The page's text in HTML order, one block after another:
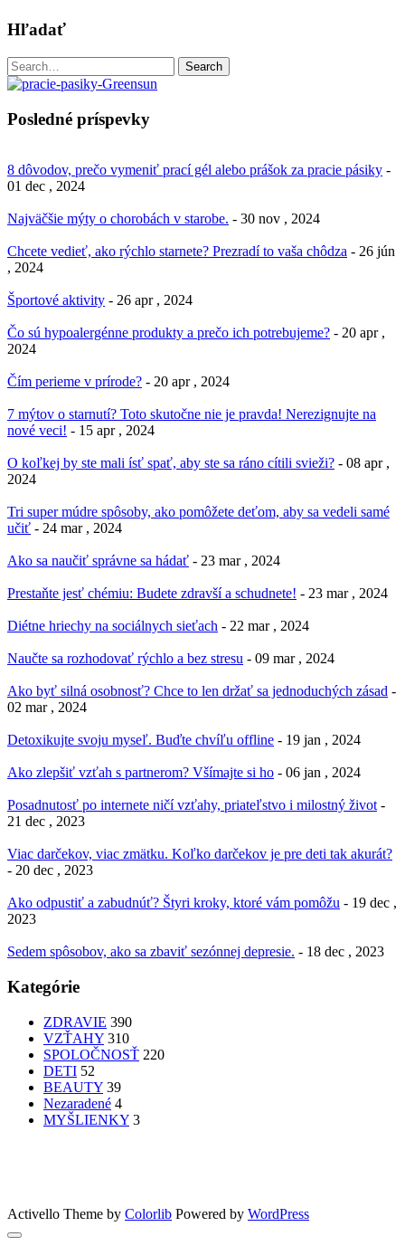
Hľadať
Search
for:
Search
Posledné príspevky
8 dôvodov, prečo vymeniť prací gél alebo prášok za pracie pásiky -
01 dec , 2024
Najväčšie mýty o chorobách v starobe. - 30 nov , 2024
Chcete vedieť, ako rýchlo starnete? Prezradí to vaša chôdza - 26 jún
, 2024
Športové aktivity - 26 apr , 2024
Čo sú hypoalergénne produkty a prečo ich potrebujeme? - 20 apr ,
2024
Čím perieme v prírode? - 20 apr , 2024
7 mýtov o starnutí? Toto skutočne nie je pravda! Nerezignujte na
nové veci! - 15 apr , 2024
O koľkej by ste mali ísť spať, aby ste sa ráno cítili svieži? - 08 apr ,
2024
Tri super múdre spôsoby, ako pomôžete deťom, aby sa vedeli samé
učiť - 24 mar , 2024
Ako sa naučiť správne sa hádať - 23 mar , 2024
Prestaňte jesť chémiu: Budete zdravší a schudnete! - 23 mar , 2024
Diétne hriechy na sociálnych sieťach - 22 mar , 2024
Naučte sa rozhodovať rýchlo a bez stresu - 09 mar , 2024
Ako byť silná osobnosť? Chce to len držať sa jednoduchých zásad -
02 mar , 2024
Detoxikujte svoju myseľ. Buďte chvíľu offline - 19 jan , 2024
Ako zlepšiť vzťah s partnerom? Všímajte si ho - 06 jan , 2024
Posadnutosť po internete ničí vzťahy, priateľstvo i milostný život -
21 dec , 2023
Viac darčekov, viac zmätku. Koľko darčekov je pre deti tak akurát?
- 20 dec , 2023
Ako odpustiť a zabudnúť? Štyri kroky, ktoré vám pomôžu - 19 dec ,
2023
Sedem spôsobov, ako sa zbaviť sezónnej depresie. - 18 dec , 2023
Kategórie
ZDRAVIE 390
VZŤAHY 310
SPOLOČNOSŤ 220
DETI 52
BEAUTY 39
Nezaradené 4
MYŠLIENKY 3
Activello Theme by Colorlib Powered by WordPress